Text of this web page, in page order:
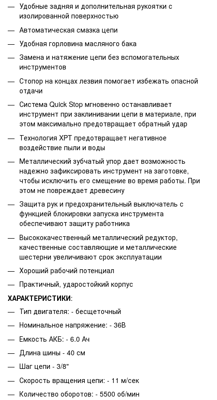
Удобные задняя и дополнительная рукоятки с
изолированной поверхностью
Автоматическая смазка цепи
Удобная горловина масляного бака
Замена и натяжение цепи без вспомогательных
инструментов
Стопор на концах лезвия помогает избежать опасной
отдачи
Система Quick Stop мгновенно останавливает
инструмент при заклинивании цепи в материале, при
этом максимально предотвращает обратный удар
Технология XPT предотвращает негативное
воздействие пыли и воды
Металлический зубчатый упор дает возможность
надежно зафиксировать инструмент на заготовке,
чтобы исключить его смещение во время работы. При
этом не повреждает древесину
Защита рук и предохранительный выключатель с
функцией блокировки запуска инструмента
обеспечивают защиту работника
Высококачественный металлический редуктор,
качественные составляющие и металлические
шестерни увеличивают срок эксплуатации
Хороший рабочий потенциал
Практичный, ударостойкий корпус
ХАРАКТЕРИСТИКИ:
Тип двигателя: - бесщеточный
Номинальное напряжение: - 36В
Емкость АКБ: - 6.0 Ач
Длина шины - 40 см
Шаг цепи - 3/8"
Скорость вращения цепи: - 11 м/сек
Количество оборотов: - 5500 об/мин